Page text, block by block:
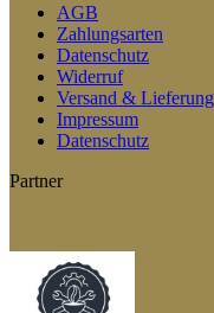
AGB
Zahlungsarten
Datenschutz
Widerruf
Versand & Lieferung
Impressum
Datenschutz
Partner